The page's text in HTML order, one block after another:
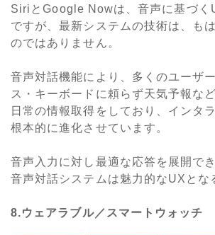
SiriとGoogle Nowは、音声に基づく
ですが、最新システムの技術は、も
のではありません。
音声対話機能により、多くのユーザ
ス・キーボードに頼らず天気予報な
日常の情報取得をしており、インタ
根本的に進化させています。
音声入力に対し最適な応答を展開で
音声対話システムは魅力的なUXとな
8.ウェアラブル／スマートウォッチ